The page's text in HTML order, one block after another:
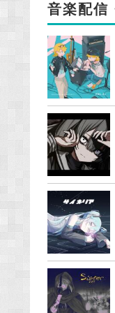
音楽配信